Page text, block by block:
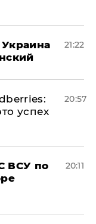
21:22
успех
20:57
ВСУ по
20:11